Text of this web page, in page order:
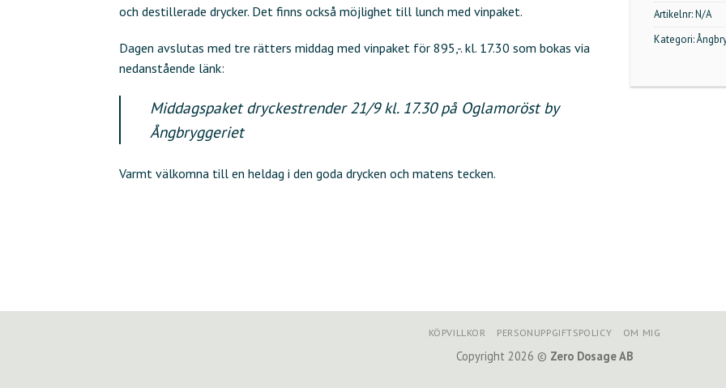
och destillerade drycker. Det finns också möjlighet till lunch med vinpaket.
Dagen avslutas med tre rätters middag med vinpaket för 895,-. kl. 17.30 som bokas via
nedanstående länk:
Middagspaket dryckestrender 21/9 kl. 17.30 på Oglamoröst by
Ångbryggeriet
Varmt välkomna till en heldag i den goda drycken och matens tecken.
Artikelnr:N/A
Kategori:
KÖPVILLKOR PERSONUPPGIFTSPOLICY OM MIG
Copyright 2026 © Zero Dosage AB